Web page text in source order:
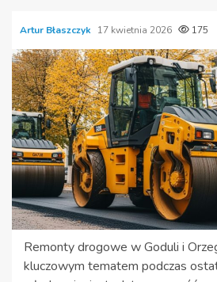
Artur Błaszczyk 17 kwietnia 2026 175
Remonty drogowe w Goduli i
kluczowym tematem podczas